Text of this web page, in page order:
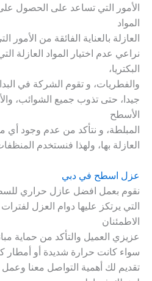
الأمور التي تساعد على الحصول
المواد
العازلة بالعناية الفائقة من الأمور
نراعي عدم اختيار المواد العازلة
البكتريا،
والفطريات، و تقوم الشركة في
جيدا، حتى تذوب جميع الشوائب،
الأسطح
المبلطة، و نتأكد من عدم وجود أي
العازلة بها، ولهذا فنستخدم
عزل اسطح في دبي
نقوم بعمل افضل عازل حراري
التي يرتكز عليها دوام العزل
الاطمئنان
عزيزي العميل والتأكد من حماية
سواء كانت حرارة شديدة أو أمطار
تقديم لك أهمية التواصل معنا